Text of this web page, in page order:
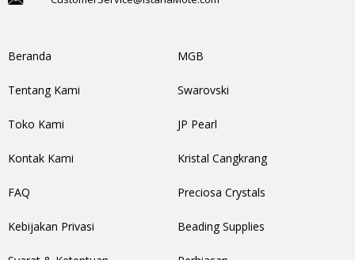
Beranda
Tentang Kami
Toko Kami
Kontak Kami
FAQ
Kebijakan Privasi
MGB
Swarovski
JP Pearl
Kristal Cangkrang
Preciosa Crystals
Beading Supplies